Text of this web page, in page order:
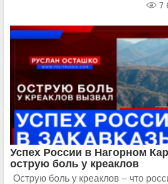
7
Успех России в Нагорном
острую боль у креаклов
Острую боль у креаклов – что